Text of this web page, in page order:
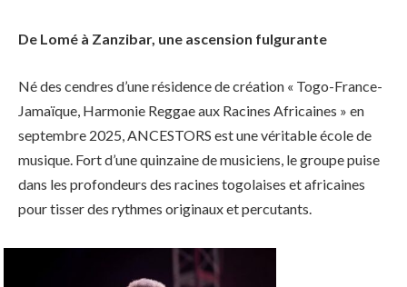
De Lomé à Zanzibar, une ascension fulgurante
Né des cendres d’une résidence de création « Togo-France-
Jamaïque, Harmonie Reggae aux Racines Africaines » en
septembre 2025, ANCESTORS est une véritable école de
musique. Fort d’une quinzaine de musiciens, le groupe puise
dans les profondeurs des racines togolaises et africaines
pour tisser des rythmes originaux et percutants.